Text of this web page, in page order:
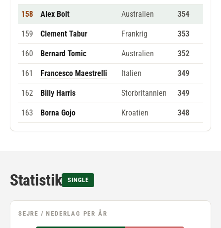
158 Alex Bolt Australien 354
159 Clement Tabur Frankrig 353
160 Bernard Tomic Australien 352
161 Francesco Maestrelli Italien 349
162 Billy Harris Storbritannien 349
163 Borna Gojo Kroatien 348
Statistik SINGLE
SEJRE / NEDERLAG PER ÅR